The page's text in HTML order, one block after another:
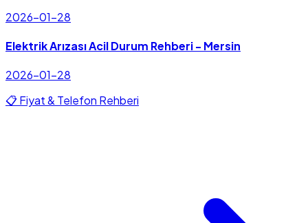
2026-01-28
Elektrik Arızası Acil Durum Rehberi - Mersin
2026-01-28
📋 Fiyat & Telefon Rehberi